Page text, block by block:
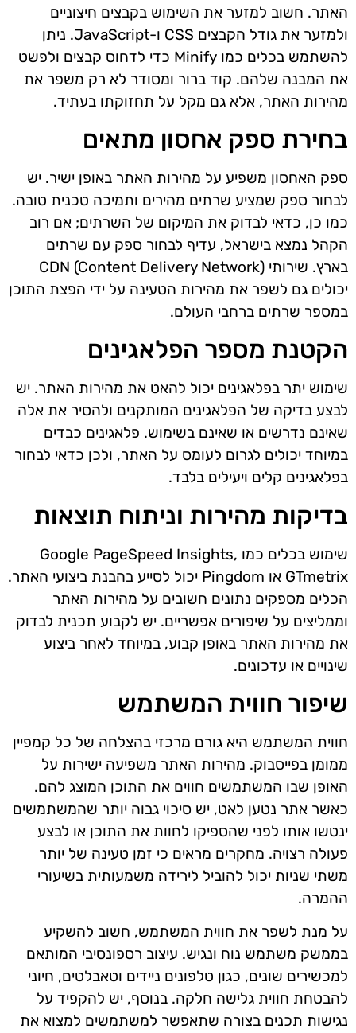
האתר. חשוב למזער את השימוש בקבצים חיצוניים
ולמזער את גודל הקבצים CSS ו-JavaScript. ניתן
להשתמש בכלים כמו Minify כדי לדחוס קבצים ולפשט
את המבנה שלהם. קוד ברור ומסודר לא רק משפר את
מהירות האתר, אלא גם מקל על תחזוקתו בעתיד.
בחירת ספק אחסון מתאים
ספק האחסון משפיע על מהירות האתר באופן ישיר. יש
לבחור ספק שמציע שרתים מהירים ותמיכה טכנית טובה.
כמו כן, כדאי לבדוק את המיקום של השרתים; אם רוב
הקהל נמצא בישראל, עדיף לבחור ספק עם שרתים
בארץ. שירותי CDN (Content Delivery Network)
יכולים גם לשפר את מהירות הטעינה על ידי הפצת התוכן
במספר שרתים ברחבי העולם.
הקטנת מספר הפלאגינים
שימוש יתר בפלאגינים יכול להאט את מהירות האתר. יש
לבצע בדיקה של הפלאגינים המותקנים ולהסיר את אלה
שאינם נדרשים או שאינם בשימוש. פלאגינים כבדים
במיוחד יכולים לגרום לעומס על האתר, ולכן כדאי לבחור
בפלאגינים קלים ויעילים בלבד.
בדיקות מהירות וניתוח תוצאות
שימוש בכלים כמו Google PageSpeed Insights,
GTmetrix או Pingdom יכול לסייע בהבנת ביצועי האתר.
הכלים מספקים נתונים חשובים על מהירות האתר
וממליצים על שיפורים אפשריים. יש לקבוע תכנית לבדוק
את מהירות האתר באופן קבוע, במיוחד לאחר ביצוע
שינויים או עדכונים.
שיפור חווית המשתמש
חווית המשתמש היא גורם מרכזי בהצלחה של כל קמפיין
ממומן בפייסבוק. מהירות האתר משפיעה ישירות על
האופן שבו המשתמשים חווים את התוכן המוצג להם.
כאשר אתר נטען לאט, יש סיכוי גבוה יותר שהמשתמשים
ינטשו אותו לפני שהספיקו לחוות את התוכן או לבצע
פעולה רצויה. מחקרים מראים כי זמן טעינה של יותר
משתי שניות יכול להוביל לירידה משמעותית בשיעורי
ההמרה.
על מנת לשפר את חווית המשתמש, חשוב להשקיע
בממשק משתמש נוח ונגיש. עיצוב רספונסיבי המותאם
למכשירים שונים, כגון טלפונים ניידים וטאבלטים, חיוני
להבטחת חווית גלישה חלקה. בנוסף, יש להקפיד על
נגישות תכנים בצורה שתאפשר למשתמשים למצוא את